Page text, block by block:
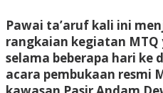
Pawai ta’aruf kali ini
rangkaian kegiatan
selama beberapa hari ke
acara pembukaan resmi